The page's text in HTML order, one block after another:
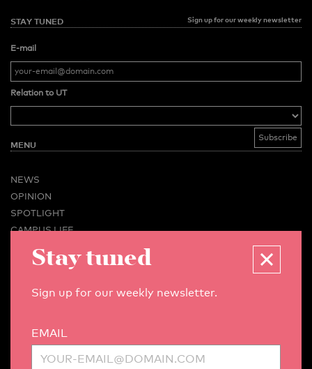
STAY TUNED Sign up for our weekly newsletter
E-mail
Relation to UT
MENU
NEWS
OPINION
SPOTLIGHT
CAMPUS LIFE
BUSINESS & CAREER
CONTACT
ARCHIVE
Stay tuned
Sign up for our weekly newsletter.
EMAIL